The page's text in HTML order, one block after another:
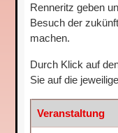
Renneritz geben
Besuch der
machen.
Durch Klick auf
Sie auf die
Veranstaltung